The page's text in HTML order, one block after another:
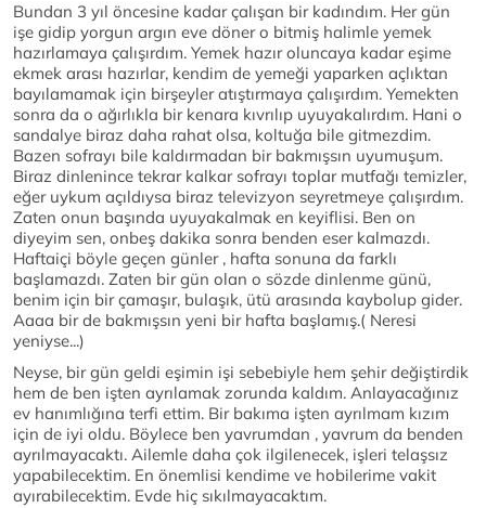
Bundan 3 yıl öncesine kadar çalışan bir kadındım. Her gün
işe gidip yorgun argın eve döner o bitmiş halimle yemek
hazırlamaya çalışırdım. Yemek hazır oluncaya kadar eşime
ekmek arası hazırlar, kendim de yemeği yaparken açlıktan
bayılamamak için birşeyler atıştırmaya çalışırdım. Yemekten
sonra da o ağırlıkla bir kenara kıvrılıp uyuyakalırdım. Hani o
sandalye biraz daha rahat olsa, koltuğa bile gitmezdim.
Bazen sofrayı bile kaldırmadan bir bakmışsın uyumuşum.
Biraz dinlenince tekrar kalkar sofrayı toplar mutfağı temizler,
eğer uykum açıldıysa biraz televizyon seyretmeye çalışırdım.
Zaten onun başında uyuyakalmak en keyiflisi. Ben on
diyeyim sen, onbeş dakika sonra benden eser kalmazdı.
Haftaiçi böyle geçen günler , hafta sonuna da farklı
başlamazdı. Zaten bir gün olan o sözde dinlenme günü,
benim için bir çamaşır, bulaşık, ütü arasında kaybolup gider.
Aaaa bir de bakmışsın yeni bir hafta başlamış.( Neresi
yeniyse...)
Neyse, bir gün geldi eşimin işi sebebiyle hem şehir değiştirdik
hem de ben işten ayrılamak zorunda kaldım. Anlayacağınız
ev hanımlığına terfi ettim. Bir bakıma işten ayrılmam kızım
için de iyi oldu. Böylece ben yavrumdan , yavrum da benden
ayrılmayacaktı. Ailemle daha çok ilgilenecek, işleri telaşsız
yapabilecektim. En önemlisi kendime ve hobilerime vakit
ayırabilecektim. Evde hiç sıkılmayacaktım.